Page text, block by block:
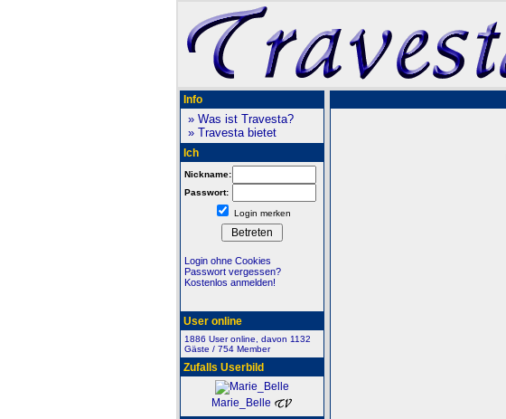
Info
» Was ist Travesta?
» Travesta bietet
Ich
Nickname:
Passwort:
Login merken
Login ohne Cookies
Passwort vergessen?
Kostenlos anmelden!
User online
1886 User online, davon 1132
Gäste / 754 Member
Zufalls Userbild
Marie_Belle